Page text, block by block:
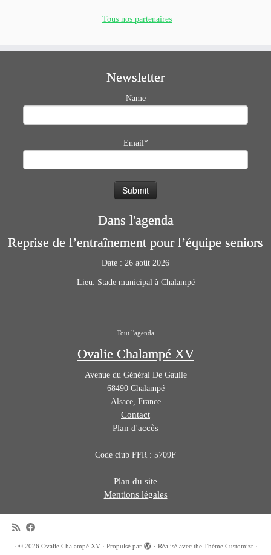
Tous nos partenaires
Newsletter
Name
Email*
Dans l'agenda
Reprise de l’entraînement pour l’équipe seniors
Date : 26 août 2026
Lieu: Stade municipal à Chalampé
Tout l'agenda
Ovalie Chalampé XV
Avenue du Général De Gaulle
68490 Chalampé
Alsace, France
Contact
Plan d'accès
Code club FFR : 5709F
Plan du site
Mentions légales
· © 2026 Ovalie Chalampé XV· Propulsé par · Réalisé avec the Thème Customizr·